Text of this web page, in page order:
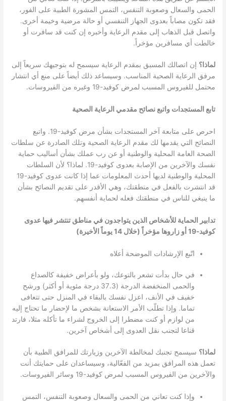
الحمى والسعال وصعوبة التنفس، التمس المشورة الطبية على الفور،
فقد تكون مصاباً بعدوى الجهاز التنفسي أو حالة مرضية وخيمة أخرى.
واتصل قبل الذهاب إلى مقدم الرعاية وأخبره إن كنت قد سافرت أو
خالطت أي مسافرين مؤخراً.
لماذا؟ إن اتصالك المسبق بمقدم الرعاية سيسمح له بتوجيهك سريعاً إلى
مرفق الرعاية الصحية المناسب. وسيساعد ذلك أيضاً على منع أي انتشار
محتمل للفيروس المسبب لمرض كوفيد-19 وغيره من الفيروسات.
تابع المستجدات واتبع نصائح مقدمي الرعاية الصحية
احرص على متابعة آخر المستجدات بشأن مرض كوفيد-19. واتبع
النصائح التي يقدمها لك مقدم الرعاية الصحية وتلك الصادرة عن سلطات
الصحة العامة المحلية والوطنية أو عن رب عملك بشأن أساليب حماية
نفسك والآخرين من الإصابة بعدوى كوفيد-19. لماذا؟ لأن السلطات
المحلية والوطنية لديها أحدث المعلومات عما إذا كانت عدوى كوفيد-19
قد انتشرت بالفعل في منطقتك، وهي الأقدر على تقديم النصائح بشأن
ما ينبغي للناس في منطقتك فعله لحماية أنفسهم.
تدابير الحماية للأشخاص الذين يتواجدون في مناطق تنتشر فيها عدوى
كوفيد-19 أو زاروها مؤخراً (خلال 14 يوماً الأخيرة)
اتّبع الإرشادات الموضحة أعلاه
في حال بدأت تشعر بالتوعك، ولو بأعراض خفيفة كالصداع
والحمى المنخفضة الدرجة (37.3 درجة مئوية أو أكثر) ورشح
خفيف في الأنف، اعزل نفسك بالبقاء في المنزل حتى تتعافى
تماما. وإذا تطلّب الأمر الاستعانة بشخص ما لإحضار ما تحتاج إليه
من لوازم أو كنت مضطرا إلى الخروج لشراء ما تأكله مثلا، فارتد
قناعا لتجنب نقل العدوى إلى أشخاص آخرين.
لماذا؟ سيسمح تجنبك لمخالطة الآخرين وزيارتك للمرافق الطبية بأن
تعمل هذه المرافق بمزيد من الفعّالية، وسيساعدان على حمايتك أنت
والآخرين من الفيروس المسبب لمرض كوفيد-19 وسائر الفيروسات.
وإذا كنت تعاني من الحمى والسعال وصعوبة التنفس، التمس